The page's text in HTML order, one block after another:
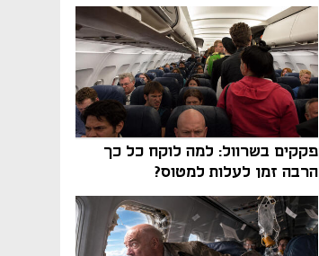
פקקים בשרוול: למה לוקח כל כך
הרבה זמן לעלות למטוס?